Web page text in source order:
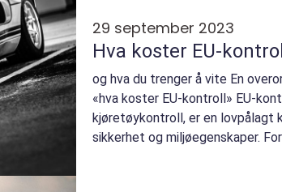
29 september 2023
Hva koster EU-
og hva du trenger å vite En
«hva koster EU-kontroll» EU-
kjøretøykontroll, er en lovpålagt
sikkerhet og miljøegenskaper.